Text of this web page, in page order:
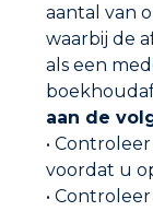
aantal van
waarbij de
als een
aan de
•
voordat u
•